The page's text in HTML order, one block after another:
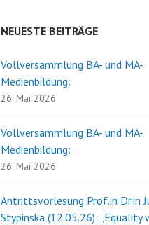
NEUESTE BEITRÄGE
Vollversammlung BA- und MA-
Medienbildung:
26. Mai 2026
Vollversammlung BA- und MA-
Medienbildung:
26. Mai 2026
Antrittsvorlesung Prof.in Dr.in
Stypinska (12.05.26):